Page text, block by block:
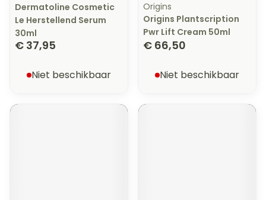
Dermatoline Cosmetic
Le Herstellend Serum
30ml
€ 37,95
Niet beschikbaar
Origins
Origins Plantscription
Pwr Lift Cream 50ml
€ 66,50
Niet beschikbaar